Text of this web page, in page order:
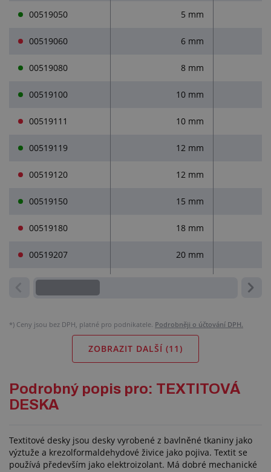
00519050 5 mm
00519060 6 mm
00519080 8 mm
00519100 10 mm
00519111 10 mm
00519119 12 mm
00519120 12 mm
00519150 15 mm
00519180 18 mm
00519207 20 mm
*) Ceny jsou bez DPH, platné pro podnikatele. Podrobněji o účtování DPH.
ZOBRAZIT DALŠÍ (11)
Podrobný popis pro: TEXTITOVÁ
DESKA
Textitové desky jsou desky vyrobené z bavlněné tkaniny jako
výztuže a krezolformaldehydové živice jako pojiva. Textit se
používá především jako elektroizolant. Má dobré mechanické